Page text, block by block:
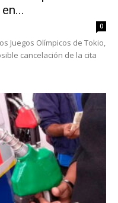
0
Juegos Olímpicos de Tokio,
cancelación de la cita